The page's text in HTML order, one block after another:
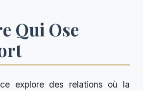
Qui Ose
explore des relations où la